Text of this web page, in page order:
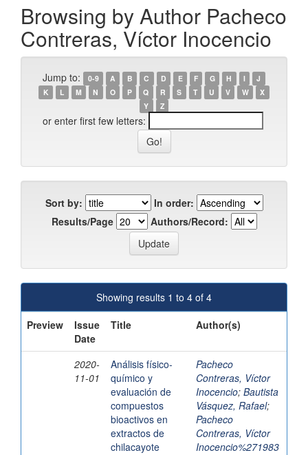
Browsing by Author Pacheco
Contreras, Víctor Inocencio
Jump to: 0-9 A B C D E F G H I
J
K
L M N O P Q R S T U V W
X
Y
Z
or enter first few letters:
Sort by:
In order:
Results/Page
Authors/Record:
Showing results 1 to 4 of 4
Preview
Issue
Date
Title Author(s)
2020-
11-01
Análisis físico-
químico y
evaluación de
compuestos
bioactivos en
extractos de
chilacayote
Pacheco
Contreras, Víctor
Inocencio; Bautista
Vásquez, Rafael;
Pacheco
Contreras, Víctor
Inocencio%271983